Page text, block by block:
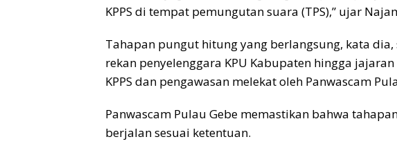
KPPS di tempat pemungutan suara (TPS),” ujar
Tahapan pungut hitung yang berlangsung, kata
rekan penyelenggara KPU Kabupaten hingga jajaran
KPPS dan pengawasan melekat oleh Panwascam
Panwascam Pulau Gebe memastikan bahwa
berjalan sesuai ketentuan.